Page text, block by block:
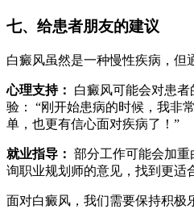
七、给患者朋友的建议
白癜风虽然是一种慢性疾病，但
心理支持：
白癜风可能会对患
验： “刚开始患病的时候，我非
单，也更有信心面对疾病了！”
就业指导： 部分工作可能会加
询职业规划师的意见，找到更适
面对白癜风，我们需要保持积极